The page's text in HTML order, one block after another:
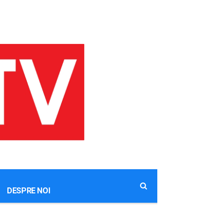
DESPRE NOI